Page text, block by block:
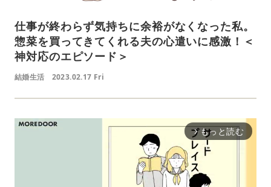
仕事が終わらず気持ちに余裕がなくなった私。
惣菜を買ってきてくれる夫の心遣いに感激！＜
神対応のエピソード＞
結婚生活 2023.02.17 Fri
arrow_forward_ios もっと読む